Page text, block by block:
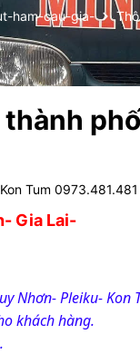
ham-cau-gia-
Tum 0973.481.481
Gia Lai-
Nhơn- Pleiku- Kon
khách hàng.